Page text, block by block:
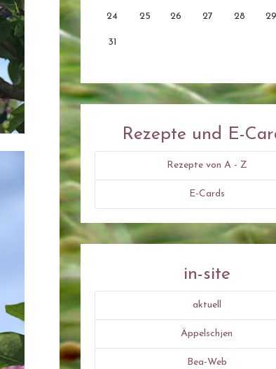
24 25 26 27 28 29
31
Rezepte und E-
Rezepte von A - Z
E-Cards
in-site
aktuell
Äppelschjen
Bea-Web